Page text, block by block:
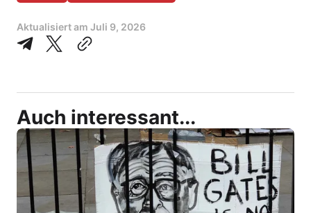
Aktualisiert am Juli 9, 2026
Auch interessant...